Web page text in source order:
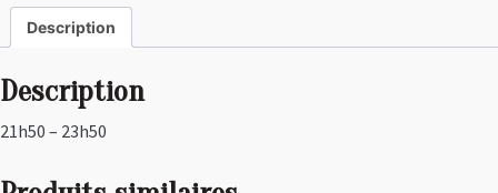
Description
Description
21h50 – 23h50